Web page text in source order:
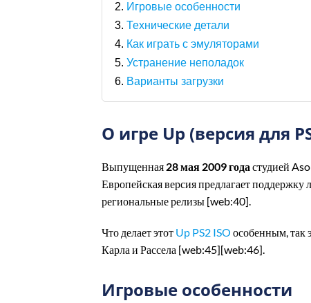
Игровые особенности
Технические детали
Как играть с эмуляторами
Устранение неполадок
Варианты загрузки
О игре Up (версия для
Выпущенная 28 мая 2009 года студией
Европейская версия предлагает
региональные релизы [web:40].
Что делает этот Up PS2 ISO особенным, так
Карла и Рассела [web:45][web:46].
Игровые особенности